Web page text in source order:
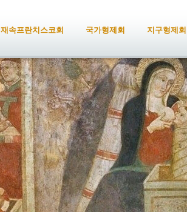
재속프란치스코회 국가형제회 지구형제회